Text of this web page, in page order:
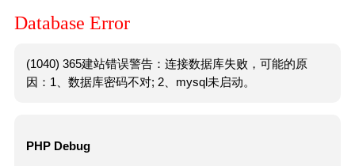
Database Error
(1040) 365建站错误警告：连接数据库失败，可能的原
因：1、数据库密码不对; 2、mysql未启动。
PHP Debug